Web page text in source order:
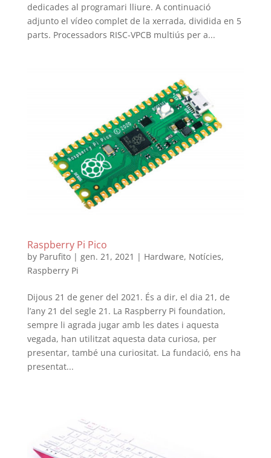
dedicades al programari lliure. A continuació
adjunto el vídeo complet de la xerrada, dividida en 5
parts. Processadors RISC-VPCB multiús per a...
Raspberry Pi Pico
by Parufito| gen. 21, 2021 | Hardware, Notícies,
Raspberry Pi
Dijous 21 de gener del 2021. És a dir, el dia 21, de
l’any 21 del segle 21. La Raspberry Pi foundation,
sempre li agrada jugar amb les dates i aquesta
vegada, han utilitzat aquesta data curiosa, per
presentar, també una curiositat. La fundació, ens ha
presentat...